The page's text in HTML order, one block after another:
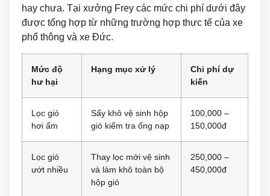
hay chưa. Tại xưởng Frey các mức chi phí dưới đây
được tổng hợp từ những trường hợp thực tế của xe
phổ thông và xe Đức.
Mức độ
hư hại
Hạng mục xử lý
Chi phí dự
kiến
Lọc gió
hơi ẩm
Sấy khô vệ sinh hộp
gió kiểm tra ống nạp
100,000 –
150,000đ
Lọc gió
ướt nhiều
Thay lọc mới vệ sinh
và làm khô toàn bộ
hộp gió
250,000 –
450,000đ